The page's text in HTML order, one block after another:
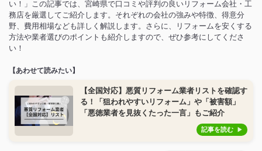
い！」この記事では、宮崎県で口コミや評判の良いリフォーム会社・工
務店を厳選してご紹介します。それぞれの会社の強みや特徴、得意分
野、費用相場なども詳しく解説します。さらに、リフォームを安くする
方法や業者選びのポイントも紹介しますので、ぜひ参考にしてくださ
い！
【あわせて読みたい】
【全国対応】悪質リフォーム業者リストを確認す
る！「狙われやすいリフォーム」や「被害額」
「悪徳業者を見抜くたった一言」もご紹介
記事を読む